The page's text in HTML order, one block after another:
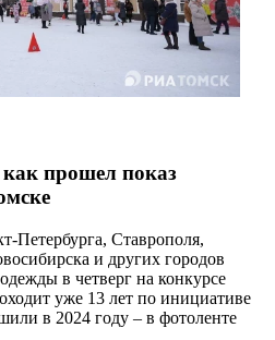
прошел показ
Петербурга, Ставрополя,
и других городов
в четверг на конкурсе
уже 13 лет по инициативе
в 2024 году – в фотоленте